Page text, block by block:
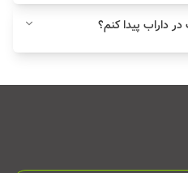
داراب پیدا کنم؟